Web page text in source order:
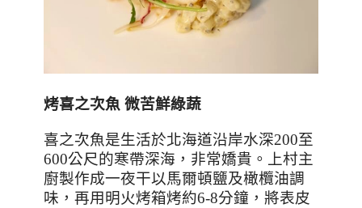
烤喜之次魚 微苦鮮綠蔬
喜之次魚是生活於北海道沿岸水深200至
600公尺的寒帶深海，非常嬌貴。上村主
廚製作成一夜干以馬爾頓鹽及橄欖油調
味，再用明火烤箱烤約6-8分鐘，將表皮